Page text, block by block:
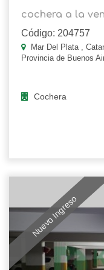
cochera a la
Código: 204757
Mar Del Plata ,
Provincia de Buenos
Cochera
Nuevo Ingreso